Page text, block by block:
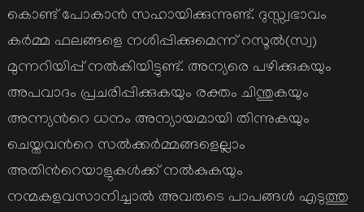
കൊണ്ട് പോകാന്‍ സഹായിക്കുന്നുണ്ട്. ദുസ്സ്വഭാവം
കര്‍മ്മ ഫലങ്ങളെ നശിപ്പിക്കുമെന്ന് റസൂല്‍(സ്വ)
മുന്നറിയിപ്പ് നല്‍കിയിട്ടുണ്ട്. അന്യരെ പഴിക്കുകയും
അപവാദം പ്രചരിപ്പിക്കുകയും രക്തം ചിന്തുകയും
അന്ന്യന്‍റെ ധനം അന്യായമായി തിന്നുകയും
ചെയ്തവന്‍റെ സല്‍ക്കര്‍മ്മങ്ങളെല്ലാം
അതിന്‍റെയാളുകള്‍ക്ക് നല്‍കുകയും
നന്മകളവസാനിച്ചാല്‍ അവരുടെ പാപങ്ങള്‍ എടുത്തു